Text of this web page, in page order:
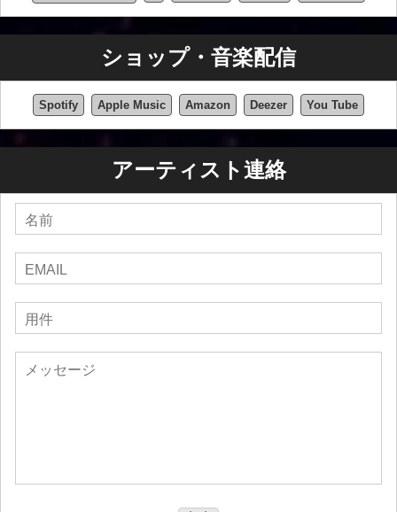
ショップ・音楽配信
Spotify Apple Music Amazon Deezer You Tube
アーティスト連絡